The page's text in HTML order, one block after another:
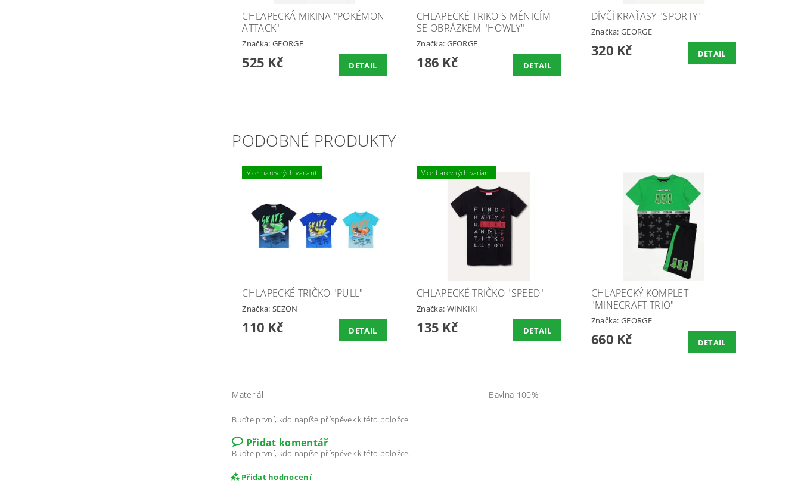
CHLAPECKÁ MIKINA "POKÉMON
ATTACK"
Značka: GEORGE
525 Kč DETAIL
CHLAPECKÉ TRIKO S MĚNICÍM
SE OBRÁZKEM "HOWLY"
Značka: GEORGE
186 Kč DETAIL
DÍVČÍ KRAŤASY "SPORTY"
Značka:GEORGE
320 Kč DETAIL
PODOBNÉ PRODUKTY
Více barevných variant
CHLAPECKÉ TRIČKO "PULL"
Značka: SEZON
110 Kč DETAIL
Více barevných variant
CHLAPECKÉ TRIČKO "SPEED"
Značka: WINKIKI
135 Kč DETAIL
CHLAPECKÝ KOMPLET
"MINECRAFT TRIO"
Značka:GEORGE
660 Kč DETAIL
Materiál Bavlna 100%
Buďte první, kdo napíše příspěvek k této položce.
Přidat komentář
Buďte první, kdo napíše příspěvek k této položce.
Přidat hodnocení